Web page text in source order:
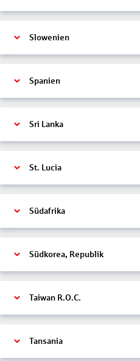
Slowenien
Spanien
Sri Lanka
St. Lucia
Südafrika
Südkorea, Republik
Taiwan R.O.C.
Tansania